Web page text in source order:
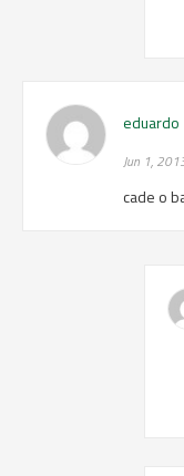
eduardo
Jun 1,
cade o